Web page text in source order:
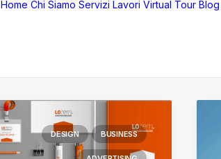
Home Chi Siamo Servizi Lavori Virtual Tour Blog
DESIGN BUSINESS